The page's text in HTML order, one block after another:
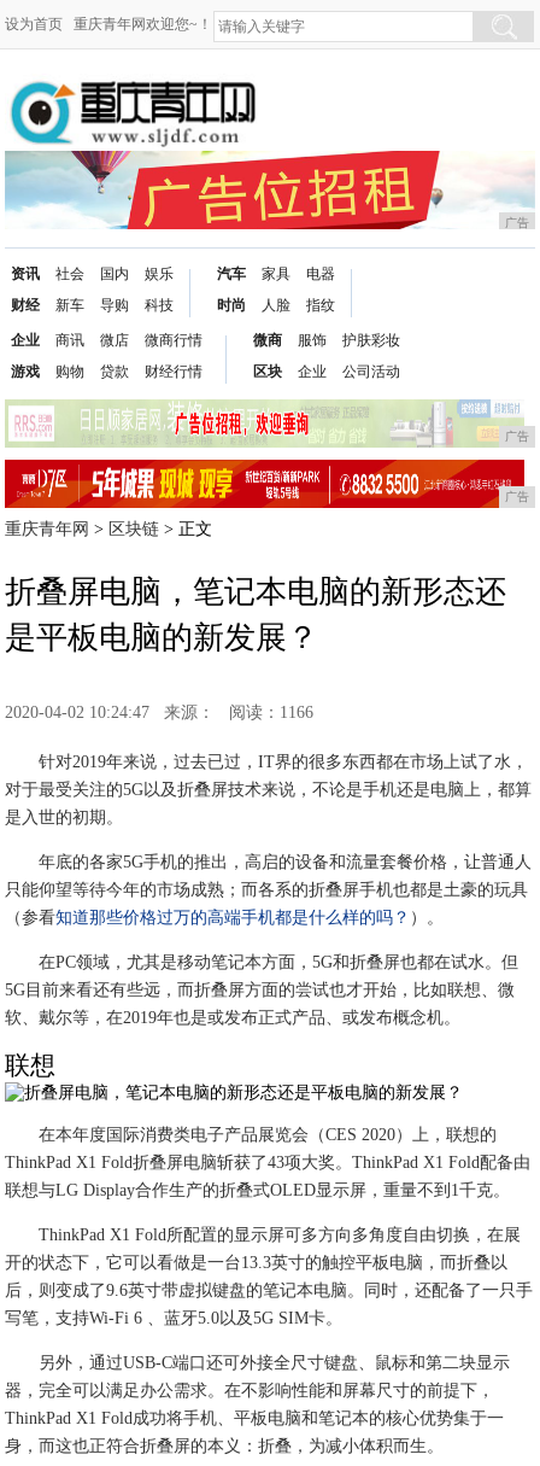
设为首页 重庆青年网欢迎您~！
广告
资讯
财经
社会
新车
国内
导购
娱乐
科技
汽车
时尚
家具
人脸
电器
指纹
企业
游戏
商讯
购物
微店
贷款
微商行情
财经行情
微商
区块
服饰
企业
护肤彩妆
公司活动
广告
广告
重庆青年网 > 区块链 > 正文
折叠屏电脑，笔记本电脑的新形态还
是平板电脑的新发展？
2020-04-02 10:24:47 来源： 阅读：1166
针对2019年来说，过去已过，IT界的很多东西都在市场上试了水，
对于最受关注的5G以及折叠屏技术来说，不论是手机还是电脑上，都算
是入世的初期。
年底的各家5G手机的推出，高启的设备和流量套餐价格，让普通人
只能仰望等待今年的市场成熟；而各系的折叠屏手机也都是土豪的玩具
（参看知道那些价格过万的高端手机都是什么样的吗？ ）。
在PC领域，尤其是移动笔记本方面，5G和折叠屏也都在试水。但
5G目前来看还有些远，而折叠屏方面的尝试也才开始，比如联想、微
软、戴尔等，在2019年也是或发布正式产品、或发布概念机。
联想
在本年度国际消费类电子产品展览会（CES 2020）上，联想的
ThinkPad X1 Fold折叠屏电脑斩获了43项大奖。ThinkPad X1 Fold配备由
联想与LG Display合作生产的折叠式OLED显示屏，重量不到1千克。
ThinkPad X1 Fold所配置的显示屏可多方向多角度自由切换，在展
开的状态下，它可以看做是一台13.3英寸的触控平板电脑，而折叠以
后，则变成了9.6英寸带虚拟键盘的笔记本电脑。同时，还配备了一只手
写笔，支持Wi-Fi 6 、蓝牙5.0以及5G SIM卡。
另外，通过USB-C端口还可外接全尺寸键盘、鼠标和第二块显示
器，完全可以满足办公需求。在不影响性能和屏幕尺寸的前提下，
ThinkPad X1 Fold成功将手机、平板电脑和笔记本的核心优势集于一
身，而这也正符合折叠屏的本义：折叠，为减小体积而生。